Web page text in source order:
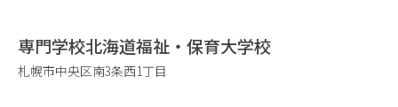
専門学校北海道福祉・保育大学校
札幌市中央区南3条西1丁目